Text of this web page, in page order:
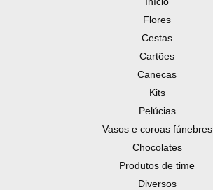
Flores
Cestas
Cartões
Canecas
Kits
Pelúcias
Vasos e coroas fúnebres
Chocolates
Produtos de time
Diversos